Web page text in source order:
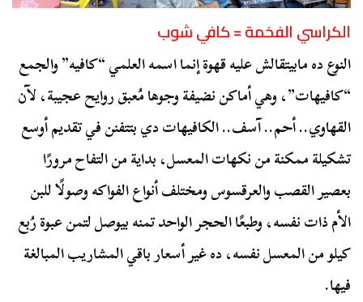
الكراسي الفخمة = كافي شوب
النوع ده مابيتقالش عليه قهوة إنما اسمه العلمي “كافيه” والجمع
“كافيهات”، وهي أماكن نضيفة وجوها مُعبق روايح عجيبة، لآن
القهاوي.. أحم.. آسف.. الكافيهات دي بتتفنن في تقديم أوسع
تشكيلة ممكنة من نكهات المعسل، بداية من التفاح مرورًا
بعصير القصب والعرقسوس ومختلف أنواع الفواكه وصولًا للبن
الأم ذات نفسه، وطبعًا الحجر الواحد تمنه بيوصل لتمن عبوة رُبع
كيلو من المعسل نفسه، ده غير أسعار باقي المشاريب المبالغة
فيها.